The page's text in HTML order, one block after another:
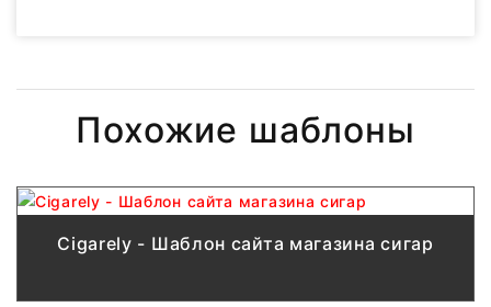
Похожие шаблоны
Cigarely - Шаблон сайта магазина сигар